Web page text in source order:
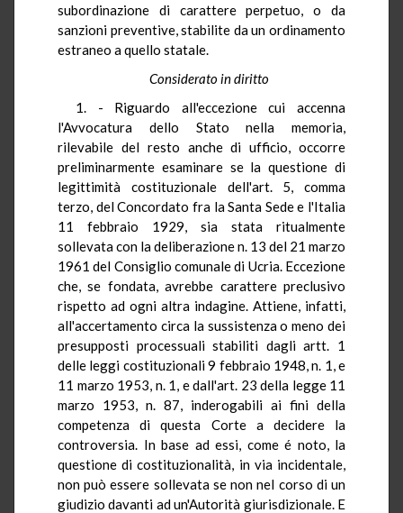
subordinazione di carattere perpetuo, o da
sanzioni preventive, stabilite da un ordinamento
estraneo a quello statale.
Considerato in diritto
1. - Riguardo all'eccezione cui accenna
l'Avvocatura dello Stato nella memoria,
rilevabile del resto anche di ufficio, occorre
preliminarmente esaminare se la questione di
legittimità costituzionale dell'art. 5, comma
terzo, del Concordato fra la Santa Sede e l'Italia
11 febbraio 1929, sia stata ritualmente
sollevata con la deliberazione n. 13 del 21 marzo
1961 del Consiglio comunale di Ucria. Eccezione
che, se fondata, avrebbe carattere preclusivo
rispetto ad ogni altra indagine. Attiene, infatti,
all'accertamento circa la sussistenza o meno dei
presupposti processuali stabiliti dagli artt. 1
delle leggi costituzionali 9 febbraio 1948, n. 1, e
11 marzo 1953, n. 1, e dall'art. 23 della legge 11
marzo 1953, n. 87, inderogabili ai fini della
competenza di questa Corte a decidere la
controversia. In base ad essi, come é noto, la
questione di costituzionalità, in via incidentale,
non può essere sollevata se non nel corso di un
giudizio davanti ad un'Autorità giurisdizionale. E